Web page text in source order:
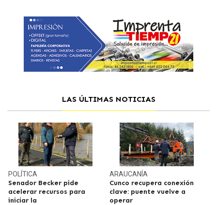
LAS ÚLTIMAS NOTICIAS
POLÍTICA
Senador Becker pide
acelerar recursos para
iniciar la
ARAUCANÍA
Cunco recupera conexión
clave: puente vuelve a
operar